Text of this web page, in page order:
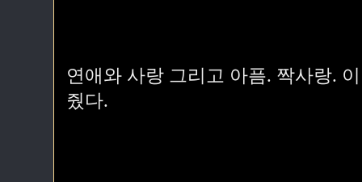
연애와 사랑 그리고 아픔. 짝사랑.
줬다.